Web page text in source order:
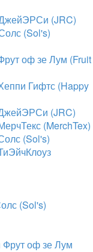
(JRC)
(Sol's)
оф зе Лум (Fruit
Гифтс (Happy
(JRC)
(MerchTex)
(Sol's)
(Sol's)
Фрут оф зе Лум